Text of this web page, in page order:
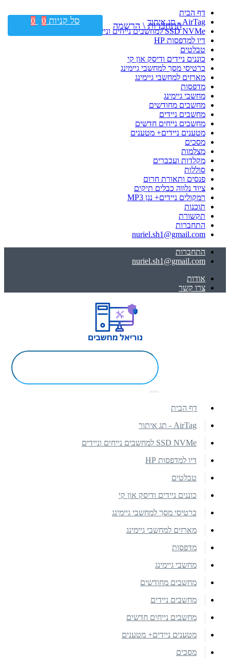
דף הבית
AirTag - תג איתור
SSD NVMe למחשבים נייחים וניידים
דיו למדפסות HP
טבלטים
כוננים ניידים ודיסק און קי
כרטיסי מסך למחשבי גיימינג
מארזים למחשבי גיימינג
מדפסות
מחשבי גיימינג
מחשבים מחודשים
מחשבים ניידים
מחשבים נייחים חדשים
מטענים ניידים+ מטענים
מסכים
מצלמות
מקלדות ועכברים
סוללות
פנסים ותאורת חרום
ציוד נלווה כבלים תיקים
רמקולים ניידים+ נגן MP3
תוכנות
תקשורת
התחברות
nuriel.sh1@gmail.com
התחברות
nuriel.sh1@gmail.com
אודות
צרו קשר
התחברות \ הרשמה סל קניות 0
0
דף הבית
AirTag - תג איתור
SSD NVMe למחשבים נייחים וניידים
דיו למדפסות HP
טבלטים
כוננים ניידים ודיסק און קי
כרטיסי מסך למחשבי גיימינג
מארזים למחשבי גיימינג
מדפסות
מחשבי גיימינג
מחשבים מחודשים
מחשבים ניידים
מחשבים נייחים חדשים
מטענים ניידים+ מטענים
מסכים